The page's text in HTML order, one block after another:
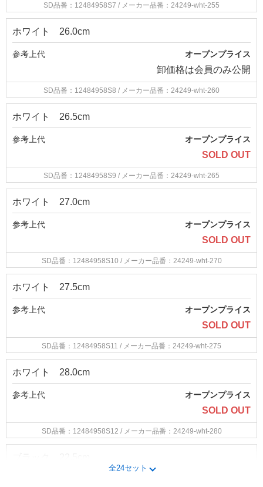
SD品番：12484958S7 / メーカー品番：24249-wht-255
ホワイト 26.0cm
参考上代 オープンプライス
卸価格は会員のみ公開
SD品番：12484958S8 / メーカー品番：24249-wht-260
ホワイト 26.5cm
参考上代 オープンプライス
SOLD OUT
SD品番：12484958S9 / メーカー品番：24249-wht-265
ホワイト 27.0cm
参考上代 オープンプライス
SOLD OUT
SD品番：12484958S10 / メーカー品番：24249-wht-270
ホワイト 27.5cm
参考上代 オープンプライス
SOLD OUT
SD品番：12484958S11 / メーカー品番：24249-wht-275
ホワイト 28.0cm
参考上代 オープンプライス
SOLD OUT
SD品番：12484958S12 / メーカー品番：24249-wht-280
全24セット